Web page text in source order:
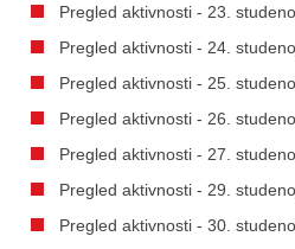
Pregled aktivnosti - 23.
Pregled aktivnosti - 24.
Pregled aktivnosti - 25.
Pregled aktivnosti - 26.
Pregled aktivnosti - 27.
Pregled aktivnosti - 29.
Pregled aktivnosti - 30.